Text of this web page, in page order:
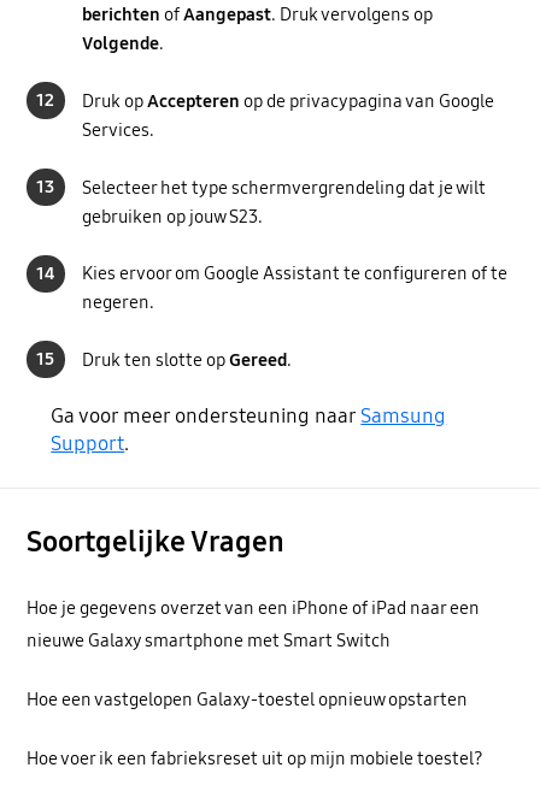
berichten ofAangepast. Druk vervolgens op
Volgende.
12 Druk opAccepteren op de privacypagina van Google
Services.
13
Selecteer het type schermvergrendeling dat je wilt
gebruiken op jouw S23.
14
Kies ervoor om Google Assistant te configureren of te
negeren.
15 Druk ten slotte opGereed.
Ga voor meer ondersteuning naar Samsung
Support.
Soortgelijke Vragen
Hoe je gegevens overzet van een iPhone of iPad naar een
nieuwe Galaxy smartphone met Smart Switch
Hoe een vastgelopen Galaxy-toestel opnieuw opstarten
Hoe voer ik een fabrieksreset uit op mijn mobiele toestel?